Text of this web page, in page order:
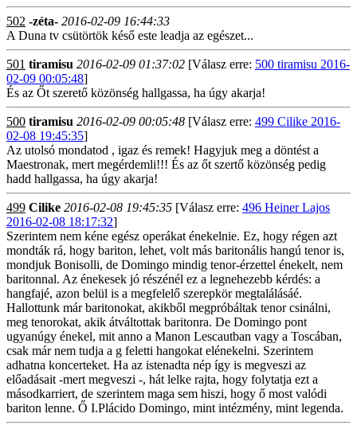
502 -zéta- 2016-02-09 16:44:33
A Duna tv csütörtök késő este leadja az egészet...
501 tiramisu 2016-02-09 01:37:02 [Válasz erre: 500 tiramisu 2016-
02-09 00:05:48]
És az Őt szerető közönség hallgassa, ha úgy akarja!
500 tiramisu 2016-02-09 00:05:48 [Válasz erre: 499 Cilike 2016-
02-08 19:45:35]
Az utolsó mondatod , igaz és remek! Hagyjuk meg a döntést a
Maestronak, mert megérdemli!!! És az őt szertő közönség pedig
hadd hallgassa, ha úgy akarja!
499 Cilike 2016-02-08 19:45:35 [Válasz erre: 496 Heiner Lajos
2016-02-08 18:17:32]
Szerintem nem kéne egész operákat énekelnie. Ez, hogy régen azt
mondták rá, hogy bariton, lehet, volt más baritonális hangú tenor is,
mondjuk Bonisolli, de Domingo mindig tenor-érzettel énekelt, nem
baritonnal. Az énekesek jó részénél ez a legnehezebb kérdés: a
hangfajé, azon belül is a megfelelő szerepkör megtalálásáé.
Hallottunk már baritonokat, akikből megpróbáltak tenor csinálni,
meg tenorokat, akik átváltottak baritonra. De Domingo pont
ugyanúgy énekel, mit anno a Manon Lescautban vagy a Toscában,
csak már nem tudja a g feletti hangokat elénekelni. Szerintem
adhatna koncerteket. Ha az istenadta nép így is megveszi az
előadásait -mert megveszi -, hát lelke rajta, hogy folytatja ezt a
másodkarriert, de szerintem maga sem hiszi, hogy ő most valódi
bariton lenne. Ő I.Plácido Domingo, mint intézmény, mint legenda.